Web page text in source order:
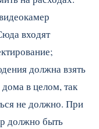
входят
должна взять
в целом, так
не должно. При
должно быть